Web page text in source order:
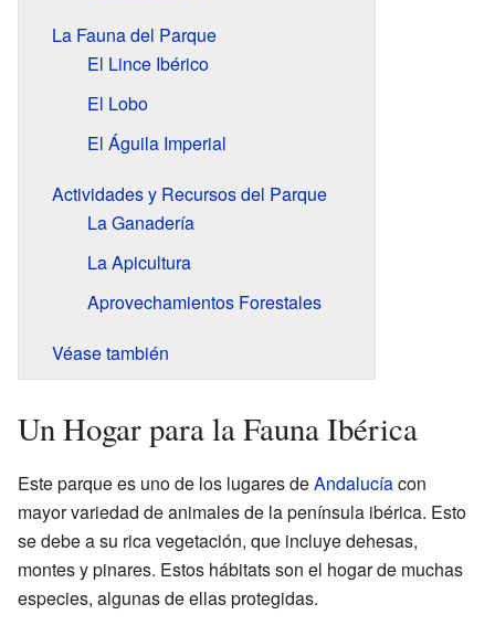
La Fauna del Parque
El Lince Ibérico
El Lobo
El Águila Imperial
Actividades y Recursos del Parque
La Ganadería
La Apicultura
Aprovechamientos Forestales
Véase también
Un Hogar para la Fauna Ibérica
Este parque es uno de los lugares deAndalucíacon
mayor variedad de animales de la península ibérica. Esto
se debe a su rica vegetación, que incluye dehesas,
montes y pinares. Estos hábitats son el hogar de muchas
especies, algunas de ellas protegidas.